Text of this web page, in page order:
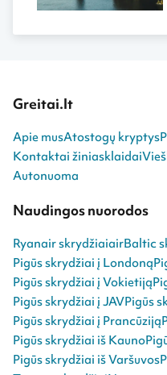
Greitai.lt
Apie musAtostogų kryptys
Kontaktai žiniasklaidai
Autonuoma
Naudingos nuorodos
Ryanair skrydžiaiairBaltic
Pigūs skrydžiai į Londoną
Pigūs skrydžiai į Vokietiją
Pigūs skrydžiai į JAVPigūs
Pigūs skrydžiai į Prancūziją
Pigūs skrydžiai iš Kauno
Pigūs skrydžiai iš Varšuvos